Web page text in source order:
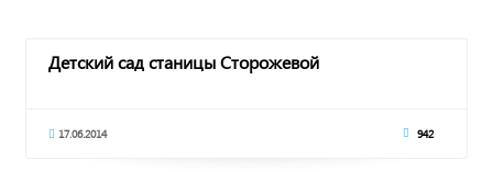
Детский сад станицы Сторожевой
17.06.2014 942